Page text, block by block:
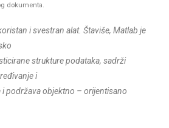
dokumenta.
i svestran alat. Štaviše, Matlab je
strukture podataka, sadrži
i
i podržava objektno – orijentisano